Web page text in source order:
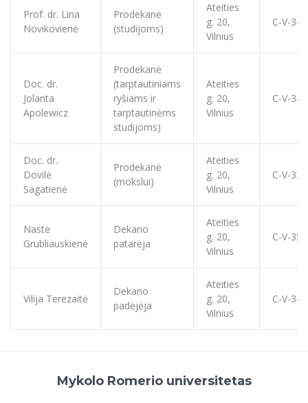
Prof. dr. Lina
Novikovienė
Prodekanė
(studijoms)
Ateities
g. 20,
Vilnius
C-V-341
Doc. dr.
Jolanta
Apolewicz
Prodekanė
(tarptautiniams
ryšiams ir
tarptautinėms
studijoms)
Ateities
g. 20,
Vilnius
C-V-340
Doc. dr.
Dovilė
Sagatienė
Prodekanė
(mokslui)
Ateities
g. 20,
Vilnius
C-V-339
Nastė
Grubliauskienė
Dekano
patarėja
Ateities
g. 20,
Vilnius
C-V-357
Vilija Terezaitė
Dekano
padėjėja
Ateities
g. 20,
Vilnius
C-V-343
Mykolo Romerio universitetas